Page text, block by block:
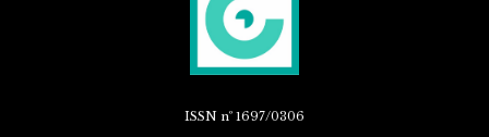
ISSN nº 1697/0306